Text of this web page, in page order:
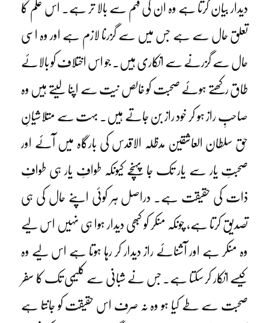
دیدار بیان کرتا ہے وہ ان کی فہم سے بالا تر ہے۔ اس علم کا
تعلق حال سے ہے جس میں سے گزرنا لازم ہے اور وہ اسی
حال سے گزرنے سے انکاری ہیں۔ جو اس اختلاف کو بالائے
طاق رکھتے ہوئے صحبت کو خالص نیت سے اپنا لیتے ہیں وہ
صاحبِ راز ہو کر خود راز بن جاتے ہیں۔ بہت سے متلاشیانِ
حق سلطان العاشقین مدظلہ الاقدس کی بارگاہ میں آئے اور
صحبتِ یار سے یار تک جا پہنچے کیونکہ طوافِ یار ہی طوافِ
ذات کی حقیقت ہے۔ دراصل ہر کوئی اپنے حال کی ہی
تصدیق کرتا ہے، چونکہ منکر کو کبھی دیدار ہوا ہی نہیں اس لیے
وہ منکر ہے اور آشنائے راز دیدار کر رہا ہوتا ہے اس لیے وہ
کیسے انکار کر سکتا ہے۔ جس نے شبانی سے کلیمی تک کا سفر
صحبت سے طے کیا ہو وہ نہ صرف اس حقیقت کو جانتا ہے